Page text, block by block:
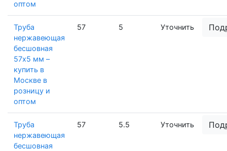
оптом
Труба
нержавеющая
бесшовная
57х5 мм –
купить в
Москве в
розницу и
оптом
57 5 Уточнить
Труба
нержавеющая
бесшовная
57 5.5 Уточнить